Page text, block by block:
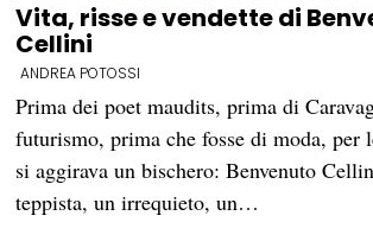
Vita, risse e vendette di
Cellini
ANDREA POTOSSI
Prima dei poet maudits, prima di
futurismo, prima che fosse di moda, per
si aggirava un bischero: Benvenuto
teppista, un irrequieto, un…